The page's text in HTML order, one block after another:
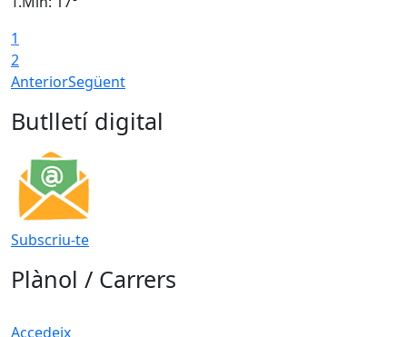
1
2
AnteriorSegüent
Butlletí digital
Subscriu-te
Plànol / Carrers
Accedeix